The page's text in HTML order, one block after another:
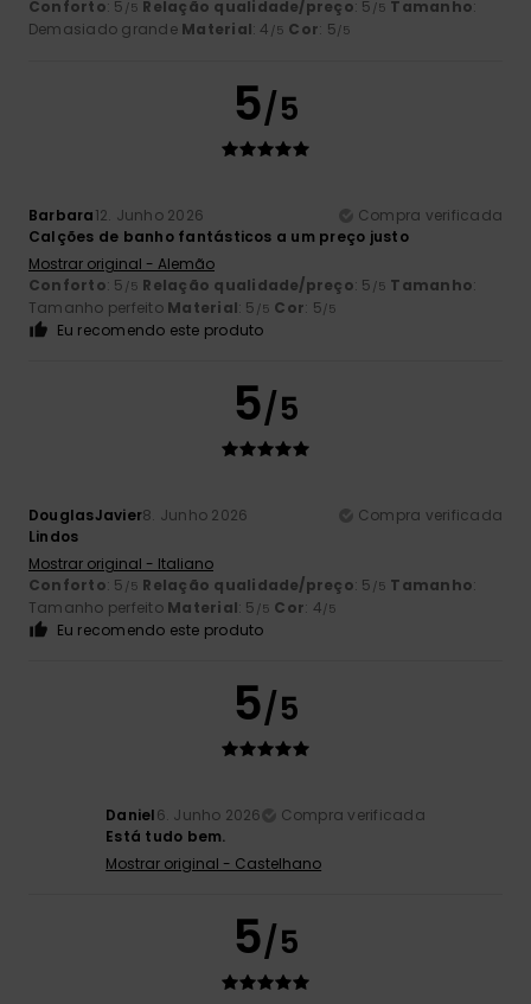
Conforto: 5 /5 Relação qualidade/preço: 5 /5 Tamanho:
Demasiado grande Material: 4 /5 Cor: 5/5
5/5
Barbara12. Junho 2026
Compra verificada
Calções de banho fantásticos a um preço justo
Mostrar original - Alemão
Conforto: 5 /5 Relação qualidade/preço: 5 /5 Tamanho:
Tamanho perfeito Material: 5 /5 Cor: 5/5
Eu recomendo este produto
5/5
DouglasJavier8. Junho 2026
Compra verificada
Lindos
Mostrar original - Italiano
Conforto: 5 /5 Relação qualidade/preço: 5 /5 Tamanho:
Tamanho perfeito Material: 5 /5 Cor: 4/5
Eu recomendo este produto
5/5
Daniel6. Junho 2026
Compra verificada
Está tudo bem.
Mostrar original - Castelhano
5/5